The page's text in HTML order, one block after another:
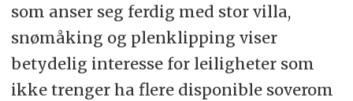
som anser seg ferdig med stor villa,
snømåking og plenklipping viser
betydelig interesse for leiligheter som
ikke trenger ha flere disponible soverom